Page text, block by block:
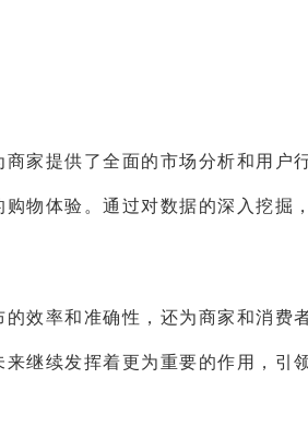
家提供了全面的市场分析和用户
物体验。通过对数据的深入挖掘
效率和准确性，还为商家和消费
继续发挥着更为重要的作用，引